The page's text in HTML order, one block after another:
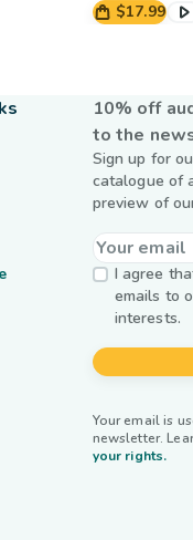
$17.99
10% off
to the
Sign up for
catalogue of
preview of
I agree
emails to
interests.
Your email is
newsletter.
your rights.